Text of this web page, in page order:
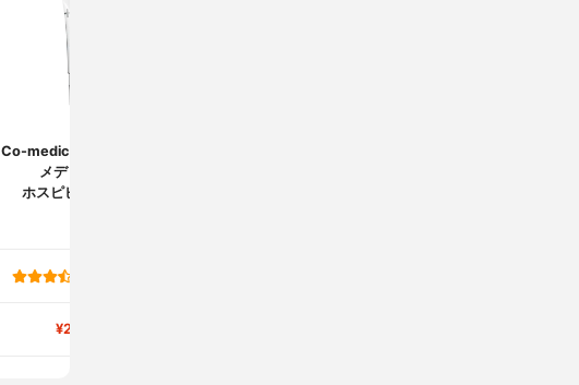
Co-medical+(シーオー
メディカル)
ホスピピュアVIO
¥2,178